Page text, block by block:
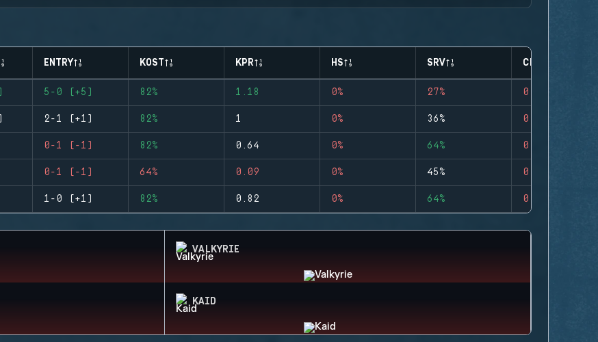
ENTRY KOST KPR HS SRV CLUTCHES
5-0 (+5) 82% 1.18 0% 27% 0
2-1 (+1) 82% 1 0% 36% 0
0-1 (-1) 82% 0.64 0% 64% 0
0-1 (-1) 64% 0.09 0% 45% 0
1-0 (+1) 82% 0.82 0% 64% 0
VALKYRIE
KAID